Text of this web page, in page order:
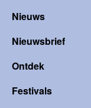
Nieuws
Nieuwsbrief
Ontdek
Festivals